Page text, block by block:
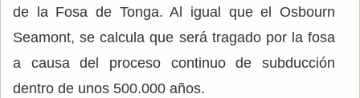
de la Fosa de Tonga. Al igual que el Osbourn
Seamont, se calcula que será tragado por la fosa
a causa del proceso continuo de subducción
dentro de unos 500.000 años.